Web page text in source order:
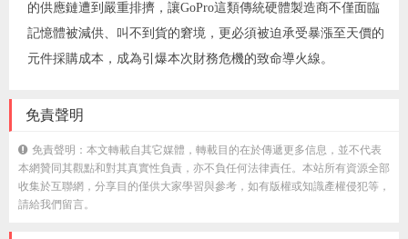
的供應鏈遭到嚴重排擠，讓GoPro這類傳統硬體製造商不僅面臨
記憶體被減供、叫不到貨的窘境，更必須被迫承受暴漲至天價的
元件採購成本，成為引爆本次財務危機的致命導火線。
免責聲明
免責聲明：本文轉載自其它媒體，轉載目的在於傳遞更多信息，並不代表
本網贊同其觀點和對其真實性負責，亦不負任何法律責任。本站所有資源全部
收集於互聯網，分享目的僅供大家學習與參考，如有版權或知識產權侵犯等，
請給我們留言。